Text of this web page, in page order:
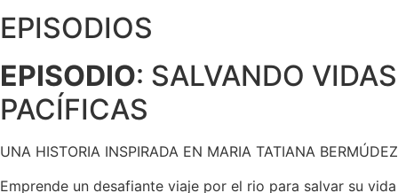
EPISODIOS
EPISODIO: SALVANDO VIDAS
PACÍFICAS
UNA HISTORIA INSPIRADA EN MARIA TATIANA BERMÚDEZ
Emprende un desafiante viaje por el rio para salvar su vida